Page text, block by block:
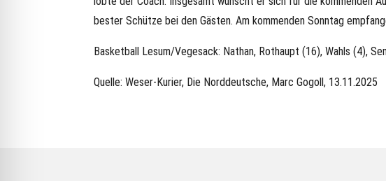
bester Schütze bei den Gästen. Am kommenden Sonntag
Basketball Lesum/Vegesack: Nathan, Rothaupt (16), Wahls (4),
Quelle: Weser-Kurier, Die Norddeutsche, Marc Gogoll, 13.11.2025